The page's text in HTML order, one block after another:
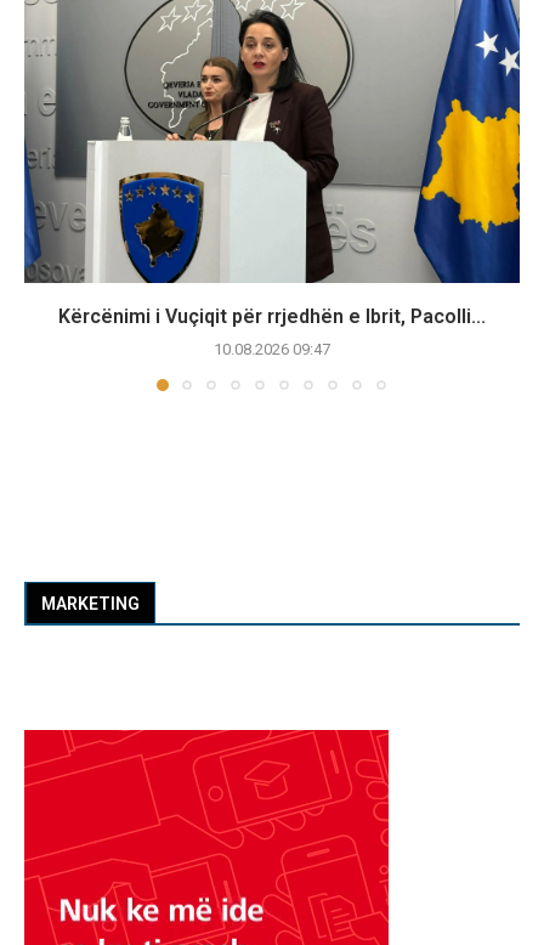
Kërcënimi i Vuçiqit për rrjedhën e Ibrit, Pacolli...
10.08.2026 09:47
MARKETING